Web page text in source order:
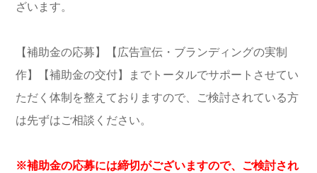
ざいます。
【補助金の応募】【広告宣伝・ブランディングの実制
作】【補助金の交付】までトータルでサポートさせてい
ただく体制を整えておりますので、ご検討されている方
は先ずはご相談ください。
※補助金の応募には締切がございますので、ご検討され